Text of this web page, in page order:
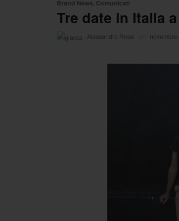
Brand News, Comunicati
Tre date in Italia
Alessandro Rossi novembre